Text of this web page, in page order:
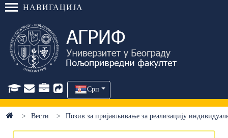
НАВИГАЦИЈА
Срп
Вести Позив за пријављивање за реализацију